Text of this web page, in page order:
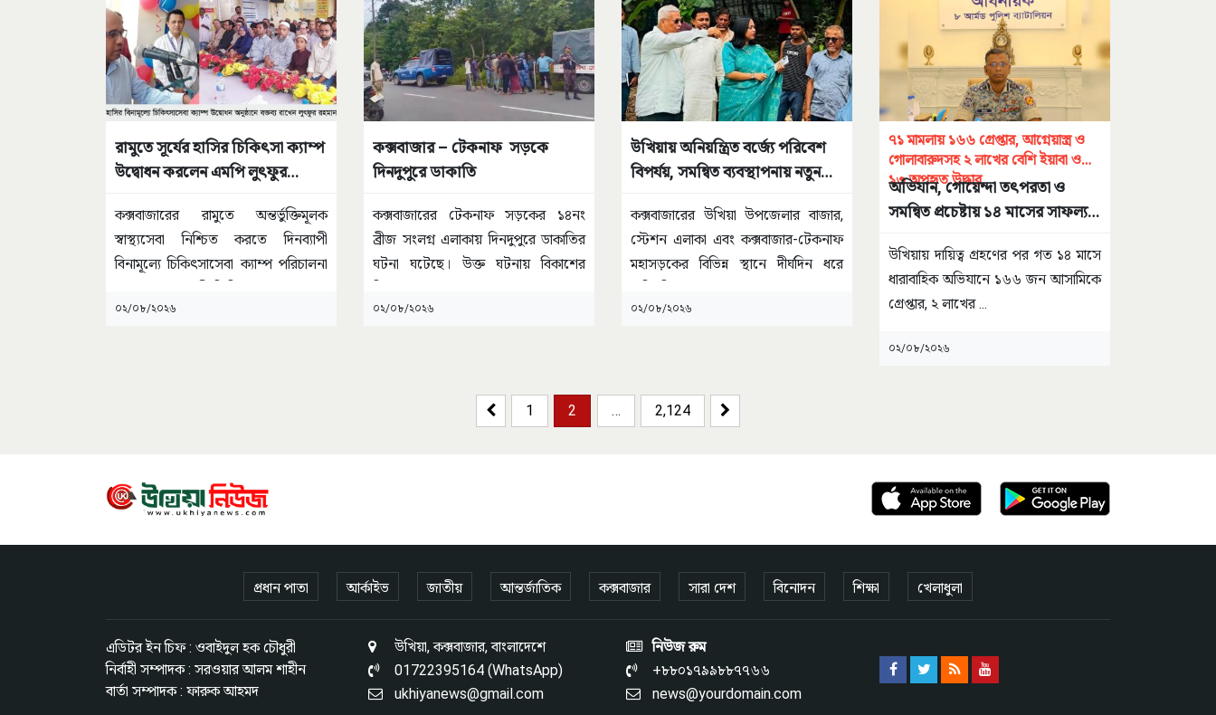
রামুতে সূর্যের হাসির চিকিৎসা ক্যাম্প
উদ্বোধন করলেন এমপি লুৎফুর
কক্সবাজারের রামুতে অন্তর্ভুক্তিমূলক
স্বাস্থ্যসেবা নিশ্চিত করতে দিনব্যাপী
বিনামূল্যে চিকিৎসাসেবা ক্যাম্প পরিচালনা
০২/০৮/২০২৬
কক্সবাজার – টেকনাফ সড়কে
দিনদুপুরে ডাকাতি
কক্সবাজারের টেকনাফ সড়কের ১৪নং
ব্রীজ সংলগ্ন এলাকায় দিনদুপুরে ডাকাতির
ঘটনা ঘটেছে। উক্ত ঘটনায় বিকাশের
০২/০৮/২০২৬
উখিয়ায় অনিয়ন্ত্রিত বর্জ্যে পরিবেশ
বিপর্যয়, সমন্বিত ব্যবস্থাপনায় নতুন
কক্সবাজারের উখিয়া উপজেলার বাজার,
স্টেশন এলাকা এবং কক্সবাজার-টেকনাফ
মহাসড়কের বিভিন্ন স্থানে দীর্ঘদিন ধরে
০২/০৮/২০২৬
৭১ মামলায় ১৬৬ গ্রেপ্তার, আগ্নেয়াস্ত্র ও
গোলাবারুদসহ ২ লাখের বেশি ইয়াবা ও
১৩ অপহৃত উদ্ধার
অভিযান, গোয়েন্দা তৎপরতা ও
সমন্বিত প্রচেষ্টায় ১৪ মাসের সাফল্য
উখিয়ায় দায়িত্ব গ্রহণের পর গত ১৪ মাসে
ধারাবাহিক অভিযানে ১৬৬ জন আসামিকে
গ্রেপ্তার, ২ লাখের...
০২/০৮/২০২৬
Posts pagination
Previous Page
1 2 … 2,124 Next Page
প্রধান পাতা আর্কাইভ জাতীয় আন্তর্জাতিক কক্সবাজার সারা দেশ বিনোদন শিক্ষা খেলাধুলা
এডিটর ইন চিফ : ওবাইদুল হক চৌধুরী
নির্বাহী সম্পাদক : সরওয়ার আলম শাহীন
বার্তা সম্পাদক : ফারুক আহমদ
উখিয়া, কক্সবাজার, বাংলাদেশে
01722395164 (WhatsApp)
ukhiyanews@gmail.com
নিউজ রুম
+৮৮০১৭৯৯৮৮৭৭৬৬
news@yourdomain.com